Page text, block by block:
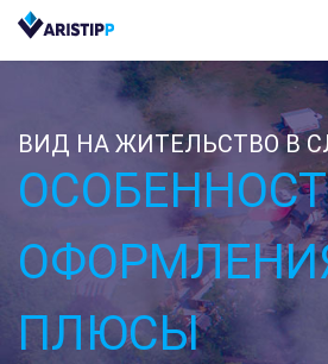
ВИД НА ЖИТЕЛЬСТВО В
ПЛЮСЫ